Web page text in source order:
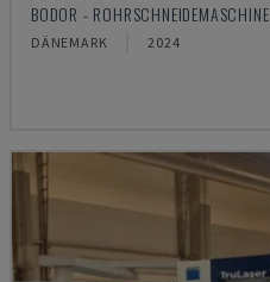
BODOR - ROHRSCHNEIDEMASCHINE
DÄNEMARK 2024